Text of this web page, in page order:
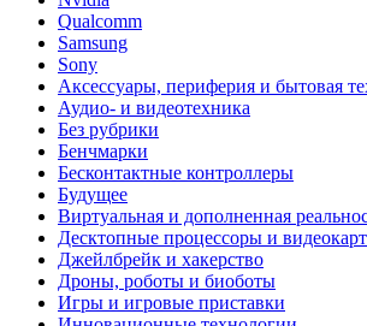
Qualcomm
Samsung
Sony
Аксессуары, периферия и бытовая
Аудио- и видеотехника
Без рубрики
Бенчмарки
Бесконтактные контроллеры
Будущее
Виртуальная и дополненная
Десктопные процессоры и
Джейлбрейк и хакерство
Дроны, роботы и биоботы
Игры и игровые приставки